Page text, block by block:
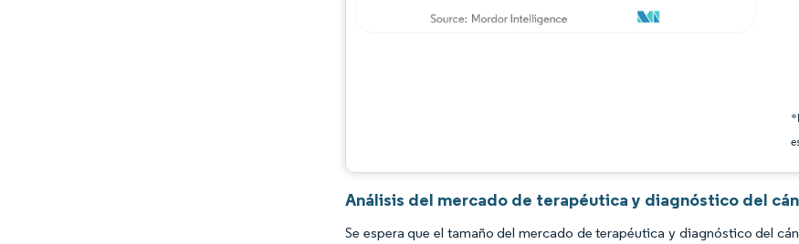
Análisis del mercado de terapéutica y diagnóstico del
Se espera que el tamaño del mercado de terapéutica y diagnóstico del